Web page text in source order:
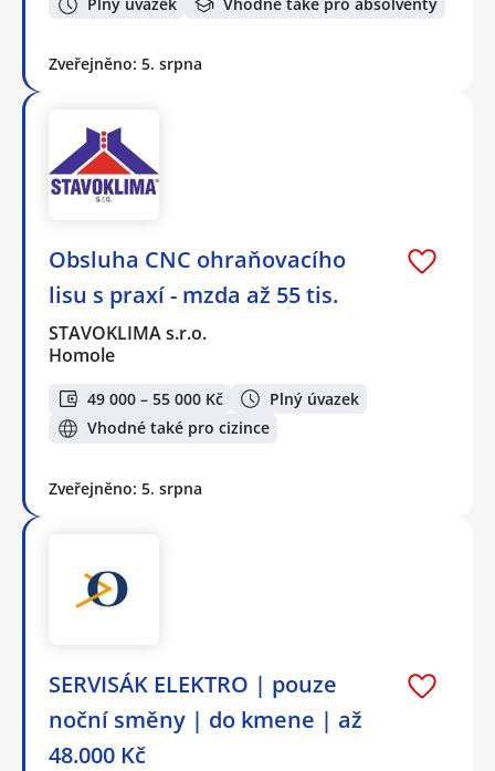
Zveřejněno: 5. srpna
Obsluha CNC ohraňovacího
lisu s praxí - mzda až 55 tis.
STAVOKLIMA s.r.o.
Homole
49 000 – 55 000 Kč
Plný úvazek
Vhodné také pro cizince
Zveřejněno: 5. srpna
SERVISÁK ELEKTRO | pouze
noční směny | do kmene | až
48.000 Kč